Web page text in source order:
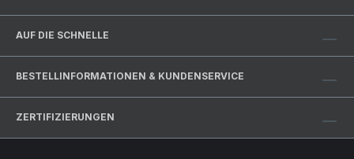
AUF DIE SCHNELLE
BESTELLINFORMATIONEN & KUNDENSERVICE
ZERTIFIZIERUNGEN